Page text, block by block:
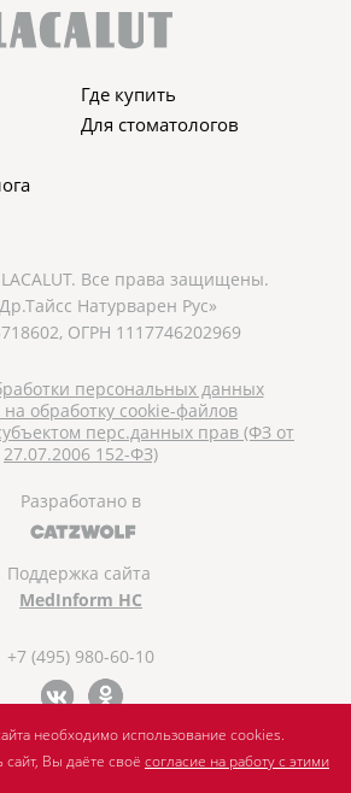
Где купить
Для стоматологов
Все права защищены.
Натурварен Рус»
ОГРН 1117746202969
персональных данных
на обработку cookie-файлов
перс.данных прав (ФЗ от
27.07.2006 152-ФЗ)
Разработано в
Поддержка сайта
MedInform HC
+7 (495) 980-60-10
необходимо использование cookies.
Вы даёте своё согласие на работу с этими